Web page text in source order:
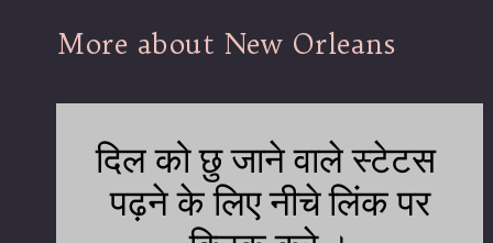
More about New Orleans
दिल को छु जाने वाले स्टेटस
पढ़ने के लिए नीचे लिंक पर